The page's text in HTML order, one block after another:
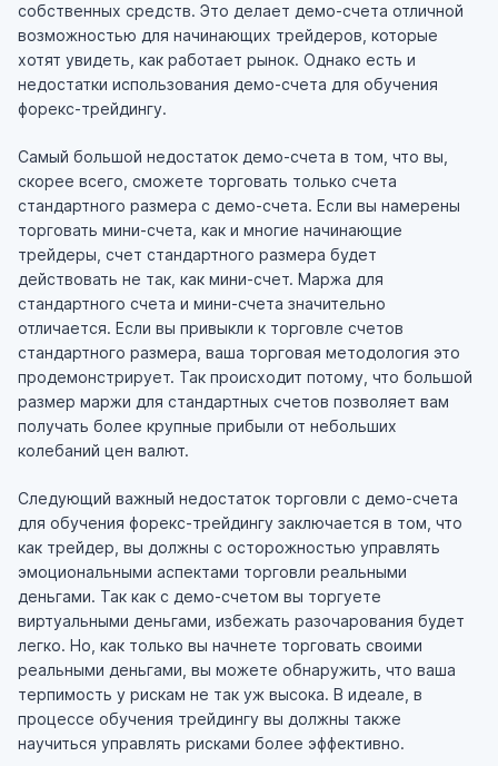
собственных средств. Это делает демо-счета отличной
возможностью для начинающих трейдеров, которые
хотят увидеть, как работает рынок. Однако есть и
недостатки использования демо-счета для обучения
форекс-трейдингу.
Самый большой недостаток демо-счета в том, что вы,
скорее всего, сможете торговать только счета
стандартного размера с демо-счета. Если вы намерены
торговать мини-счета, как и многие начинающие
трейдеры, счет стандартного размера будет
действовать не так, как мини-счет. Маржа для
стандартного счета и мини-счета значительно
отличается. Если вы привыкли к торговле счетов
стандартного размера, ваша торговая методология это
продемонстрирует. Так происходит потому, что большой
размер маржи для стандартных счетов позволяет вам
получать более крупные прибыли от небольших
колебаний цен валют.
Следующий важный недостаток торговли с демо-счета
для обучения форекс-трейдингу заключается в том, что
как трейдер, вы должны с осторожностью управлять
эмоциональными аспектами торговли реальными
деньгами. Так как с демо-счетом вы торгуете
виртуальными деньгами, избежать разочарования будет
легко. Но, как только вы начнете торговать своими
реальными деньгами, вы можете обнаружить, что ваша
терпимость у рискам не так уж высока. В идеале, в
процессе обучения трейдингу вы должны также
научиться управлять рисками более эффективно.